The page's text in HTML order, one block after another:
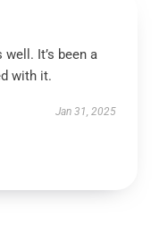
It’s been a
with it.
Jan 31, 2025